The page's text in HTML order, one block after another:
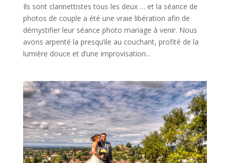
Ils sont clarinettistes tous les deux … et la séance de
photos de couple a été une vraie libération afin de
démystifier leur séance photo mariage à venir. Nous
avons arpenté la presqu’ile au couchant, profité de la
lumière douce et d’une improvisation...